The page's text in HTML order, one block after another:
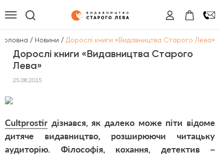
Головна / Новини / Дорослі книги «Видавництва Старого Лева»
Дорослі книги «Видавництва Старого
Лева»
25.08.2015
Cultprostir дізнався, як далеко може піти відоме
дитяче видавництво, розширюючи читацьку
аудиторію. Філософія, кохання, детектив –